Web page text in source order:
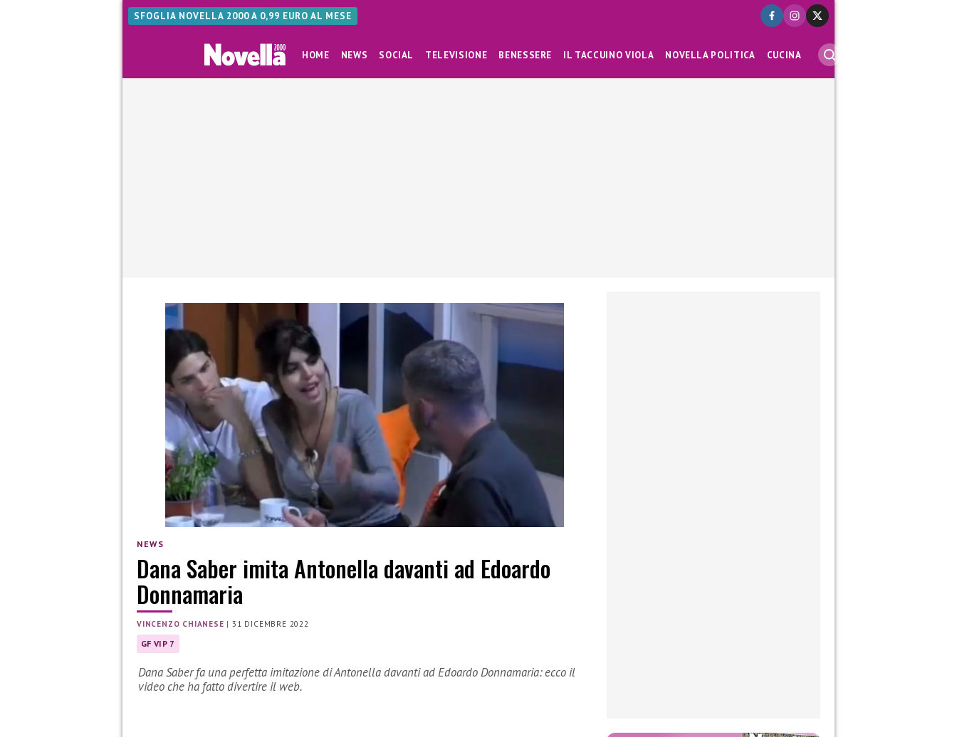
SFOGLIA NOVELLA 2000 A 0,99 EURO AL MESE
HOME NEWS SOCIAL TELEVISIONE BENESSERE IL TACCUINO VIOLA NOVELLA POLITICA CUCINA
NEWS
Dana Saber imita Antonella davanti ad Edoardo
Donnamaria
VINCENZO CHIANESE |31 DICEMBRE 2022
GF VIP 7
Dana Saber fa una perfetta imitazione di Antonella davanti ad Edoardo Donnamaria: ecco il
video che ha fatto divertire il web.